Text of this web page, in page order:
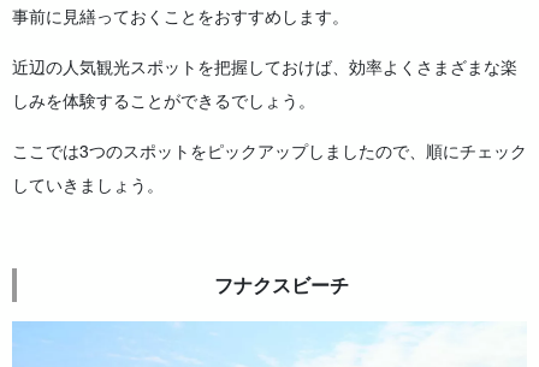
事前に見繕っておくことをおすすめします。
近辺の人気観光スポットを把握しておけば、効率よくさまざまな楽
しみを体験することができるでしょう。
ここでは3つのスポットをピックアップしましたので、順にチェック
していきましょう。
フナクスビーチ